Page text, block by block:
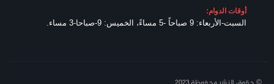
أوقات الدوام:
السبت-الأربعاء: 9 صباحاً -5 مساءً، الخميس: 9-صباحا-3 مساء.